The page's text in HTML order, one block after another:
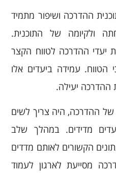
ההדרכה ושיפור מתמיד
ולקיומה של התוכנית.
ההדרכה לטווח הקצר
הטווח. עמידה ביעדים אלו
ההדרכה יעילה.
של ההדרכה, היה צריך לשים
מדידים. במהלך שלב
הקשורים לאותם מדדים
מסייעת לארגון לעמוד